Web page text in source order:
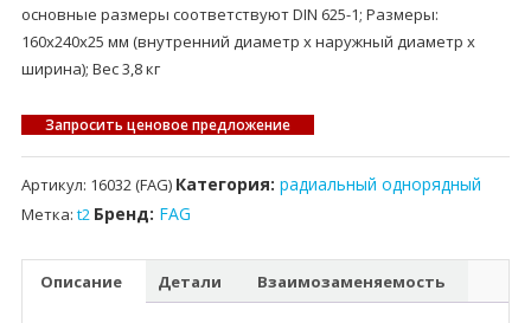
основные размеры соответствуют DIN 625-1; Размеры:
160x240x25 мм (внутренний диаметр x наружный диаметр x
ширина); Вес 3,8 кг
Запросить ценовое предложение
Артикул: 16032 (FAG) Категория: радиальный однорядный
Метка: t2 Бренд: FAG
Описание Детали Взаимозаменяемость